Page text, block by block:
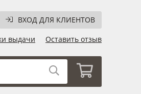
ВХОД ДЛЯ КЛИЕНТОВ
выдачи Оставить отзыв